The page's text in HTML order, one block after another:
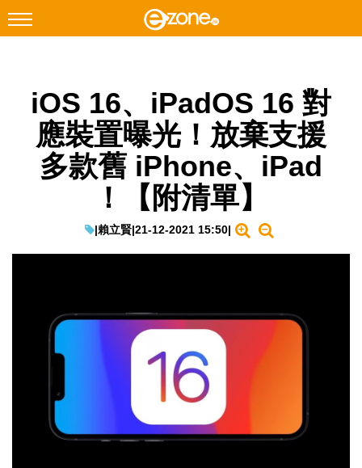
Facebook Instagram
科技焦點
網絡生活
EduTech
生成式AI與雲端應用
Enterprise Digital Transformation
iOS 16、iPadOS 16 對
應裝置曝光！放棄支援
多款舊 iPhone、iPad
！【附清單】
|賴立賢|21-12-2021 15:50|